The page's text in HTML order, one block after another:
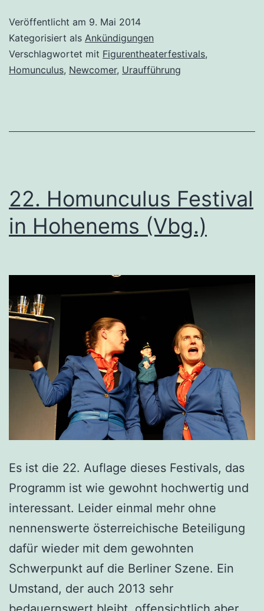
Veröffentlicht am 9. Mai 2014
Kategorisiert als Ankündigungen
Verschlagwortet mit Figurentheaterfestivals,
Homunculus, Newcomer, Uraufführung
22. Homunculus Festival
in Hohenems (Vbg.)
Es ist die 22. Auflage dieses Festivals, das
Programm ist wie gewohnt hochwertig und
interessant. Leider einmal mehr ohne
nennenswerte österreichische Beteiligung
dafür wieder mit dem gewohnten
Schwerpunkt auf die Berliner Szene. Ein
Umstand, der auch 2013 sehr